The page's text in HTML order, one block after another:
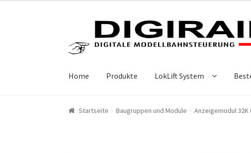
Zur Navigation springen
Springe zum Inhalt
Home Produkte LokLift System
Startseite Baugruppen und Module Anzeigemodul 32K